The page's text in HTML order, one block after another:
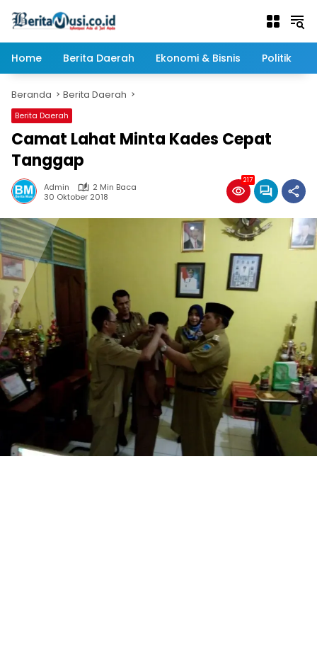
Home
Berita Daerah Ekonomi & Bisnis Politik
Beranda Berita Daerah
Berita Daerah
Camat Lahat Minta Kades Cepat
Tanggap
Admin
2 Min Baca
30 Oktober 2018
217